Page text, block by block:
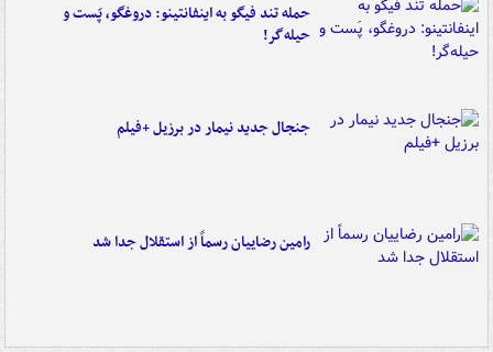
حمله تند فیگو به اینفانتینو: دروغگو، پَست‌ و
حیله‌گر!
جنجال جدید نیمار در برزیل +فیلم
رامین رضاییان رسماً از استقلال جدا شد